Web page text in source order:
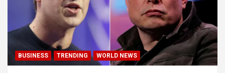
BUSINESS TRENDING WORLD NEWS